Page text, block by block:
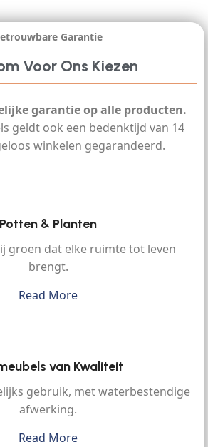
Garantie
Voor Ons Kiezen
garantie op alle producten.
geldt ook een bedenktijd van 14
winkelen gegarandeerd.
Potten & Planten
groen dat elke ruimte tot leven
brengt.
Read More
van Kwaliteit
gebruik, met waterbestendige
afwerking.
Read More